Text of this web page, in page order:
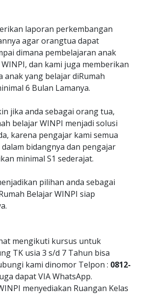
laporan perkembangan
agar orangtua dapat
dimana pembelajaran anak
dan kami juga memberikan
anak yang belajar diRumah
6 Bulan Lamanya.
jika anda sebagai orang tua,
belajar WINPI menjadi solusi
karena pengajar kami semua
bidangnya dan pengajar
minimal S1 sederajat.
pilihan anda sebagai
Belajar WINPI siap
mengikuti kursus untuk
TK usia 3 s/d 7 Tahun bisa
kami dinomor Telpon : 0812-
dapat VIA WhatsApp.
menyediakan Ruangan Kelas